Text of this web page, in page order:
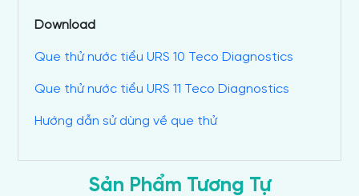
Download
Que thử nước tiểu URS 10 Teco Diagnostics
Que thử nước tiểu URS 11 Teco Diagnostics
Hướng dẫn sử dùng về que thử
Sản Phẩm Tương Tự